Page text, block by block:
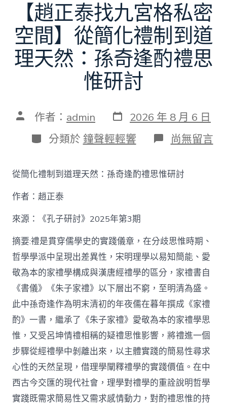
【趙正泰找九宮格私密
空間】從簡化禮制到道
理天然：孫奇逢酌禮思
惟研討
文 作者： admin 發
表
日
期
2026 年 8 月 6 日
分
類
分類於 鐘聲輕輕響 在
〈【趙
泰
找
空
間】
從
簡
化
禮
制
到
道
理
天
然：
孫
奇
逢
酌
禮
尚無留言
從簡化禮制到道理天然：孫奇逢酌禮思惟研討
作者：趙正泰
來源：《孔子研討》2025年第3期
摘要:禮是貫穿儒學史的實踐儀章，在分歧思惟時期、
哲學學派中呈現出差異性，宋明理學以易知簡能、愛
敬為本的家禮學構成與漢唐經禮學的區分，家禮書自
《書儀》《朱子家禮》以下層出不窮，至明清為盛。
此中孫奇逢作為明末清初的年夜儒在暮年撰成《家禮
酌》一書，繼承了《朱子家禮》愛敬為本的家禮學思
惟，又受呂坤情禮相稱的疑禮思惟影響，將禮進一個
步驟從經禮學中剝離出來，以主體實踐的簡易性尋求
心性的天然呈現，借理學闡釋禮學的實踐價值。在中
西古今交匯的現代社會，理學對禮學的重詮說明哲學
實踐既需求簡易性又需求感情動力，對酌禮思惟的持